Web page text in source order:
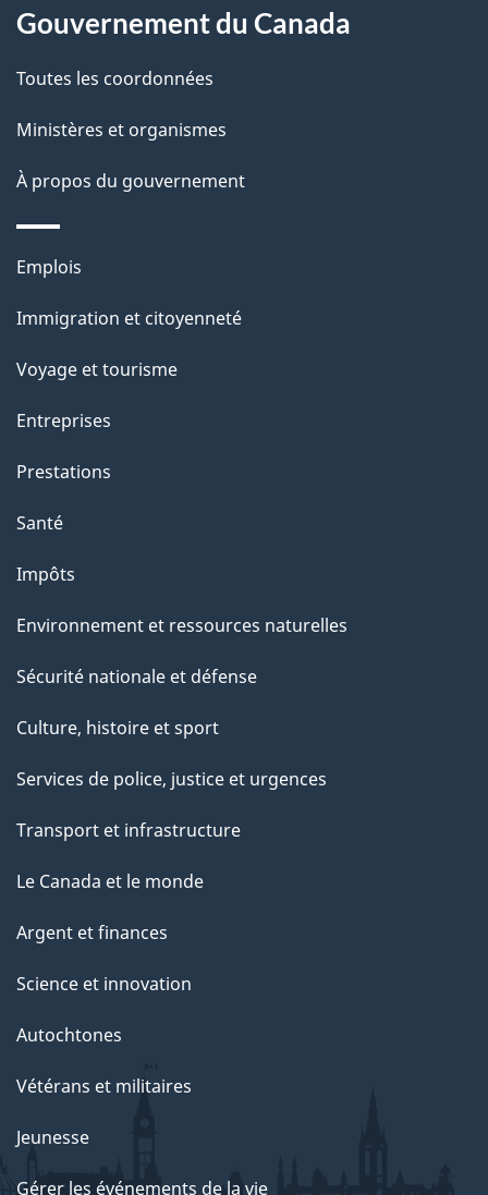
t
a
l
s
l
a
a
g
"
propos
ce
site
Gouvernement du Canada
Toutes les coordonnées
Ministères et organismes
À propos du gouvernement
Thèmes
sujets
Emplois
Immigration et citoyenneté
Voyage et tourisme
Entreprises
Prestations
Santé
Impôts
Environnement et ressources naturelles
Sécurité nationale et défense
Culture, histoire et sport
Services de police, justice et urgences
Transport et infrastructure
Le Canada et le monde
Argent et finances
Science et innovation
Autochtones
Vétérans et militaires
Jeunesse
Gérer les événements de la vie